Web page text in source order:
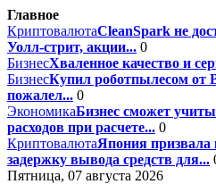
Главное
КриптовалютаCleanSpark не
Уолл-стрит, акции... 0
БизнесХваленное качество и
БизнесКупил роботпылесом от
пожалел... 0
ЭкономикаБизнес сможет
расходов при расчете... 0
КриптовалютаЯпония призвала
задержку вывода средств для...
Пятница, 07 августа 2026